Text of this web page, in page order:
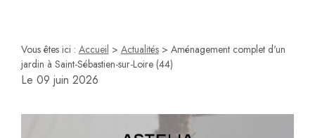
Vous êtes ici : Accueil > Actualités> Aménagement complet d'un
jardin à Saint-Sébastien-sur-Loire (44)
Le 09 juin 2026